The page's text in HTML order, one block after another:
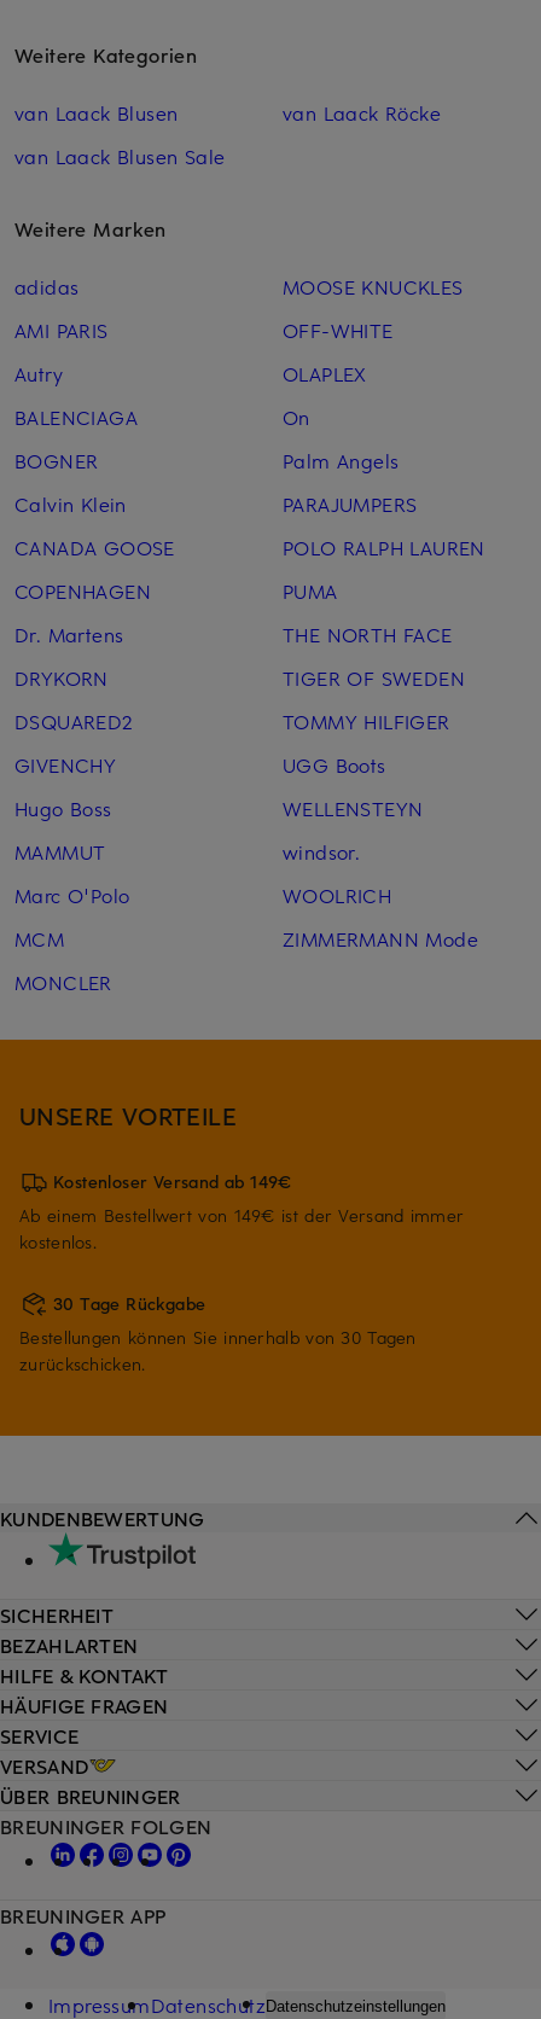
Weitere Kategorien
van Laack Blusen
van Laack Blusen Sale
van Laack Röcke
Weitere Marken
adidas
AMI PARIS
Autry
BALENCIAGA
BOGNER
Calvin Klein
CANADA GOOSE
COPENHAGEN
Dr. Martens
DRYKORN
DSQUARED2
GIVENCHY
Hugo Boss
MAMMUT
Marc O'Polo
MCM
MONCLER
MOOSE KNUCKLES
OFF-WHITE
OLAPLEX
On
Palm Angels
PARAJUMPERS
POLO RALPH LAUREN
PUMA
THE NORTH FACE
TIGER OF SWEDEN
TOMMY HILFIGER
UGG Boots
WELLENSTEYN
windsor.
WOOLRICH
ZIMMERMANN Mode
UNSERE VORTEILE
Kostenloser Versand ab 149€
Ab einem Bestellwert von 149€ ist der Versand immer
kostenlos.
30 Tage Rückgabe
Bestellungen können Sie innerhalb von 30 Tagen
zurückschicken.
HILFE & KONTAKT
HÄUFIGE FRAGEN
SERVICE
VERSAND
KUNDENBEWERTUNG
SICHERHEIT
BEZAHLARTEN
ÜBER BREUNINGER
BREUNINGER FOLGEN
BREUNINGER APP
ImpressumDatenschutzDatenschutzeinstellungen